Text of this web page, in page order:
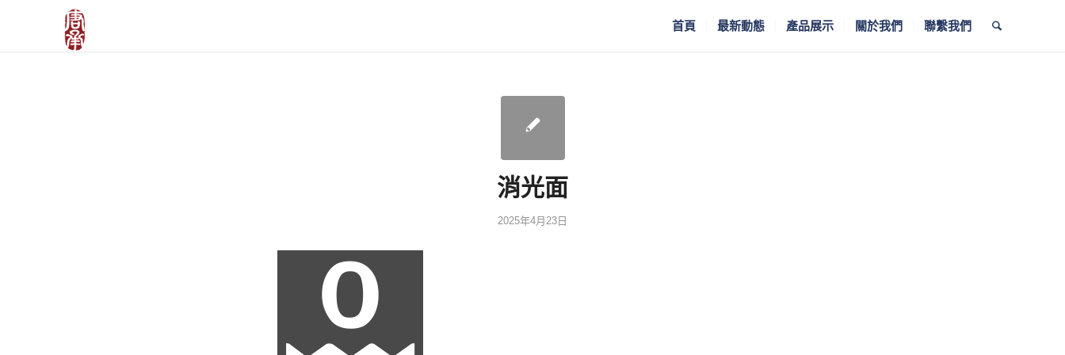
首頁 最新動態 產品展示 關於我們 聯繫我們
消光面
2025年4月23日